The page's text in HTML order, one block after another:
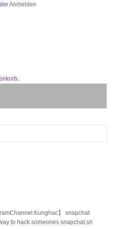
Anmelden
】 snapchat
to hack someones snapchat,sn